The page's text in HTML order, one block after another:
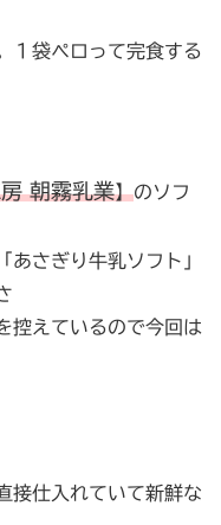
１袋ペロって完食する
朝霧乳業】のソフ
あさぎり牛乳ソフト」
控えているので今回は
接仕入れていて新鮮な